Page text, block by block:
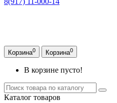
Корзина0 Корзина0
В корзине пусто!
Каталог товаров